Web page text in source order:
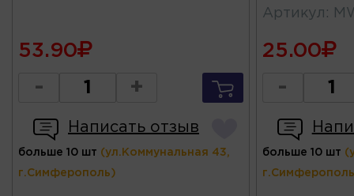
53.90
- +
Написать отзыв
больше 10 шт (ул.Коммунальная 43,
г.Симферополь)
Артикул :
25.00
-
больше 10 шт